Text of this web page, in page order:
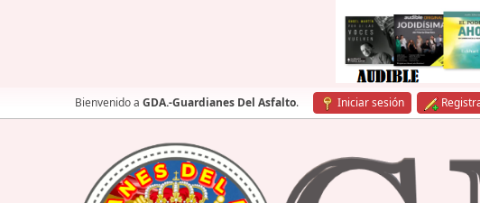
Bienvenido a GDA.-Guardianes Del Asfalto. Iniciar sesión